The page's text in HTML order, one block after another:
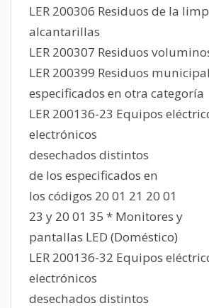
LER 200306 Residuos de la
alcantarillas
LER 200307 Residuos
LER 200399 Residuos
especificados en otra categoría
LER 200136-23 Equipos
electrónicos
desechados distintos
de los especificados en
los códigos 20 01 21 20 01
23 y 20 01 35 * Monitores y
pantallas LED (Doméstico)
LER 200136-32 Equipos
electrónicos
desechados distintos